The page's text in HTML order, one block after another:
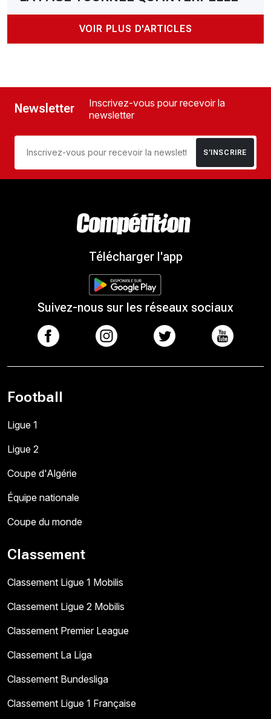
VOIR PLUS D'ARTICLES
Newsletter
Inscrivez-vous pour recevoir la
newsletter
S’INSCRIRE
Télécharger l'app
Suivez-nous sur les réseaux sociaux
Football
Ligue 1
Ligue 2
Coupe d'Algérie
Équipe nationale
Coupe du monde
Classement
Classement Ligue 1 Mobilis
Classement Ligue 2 Mobilis
Classement Premier League
Classement La Liga
Classement Bundesliga
Classement Ligue 1 Française